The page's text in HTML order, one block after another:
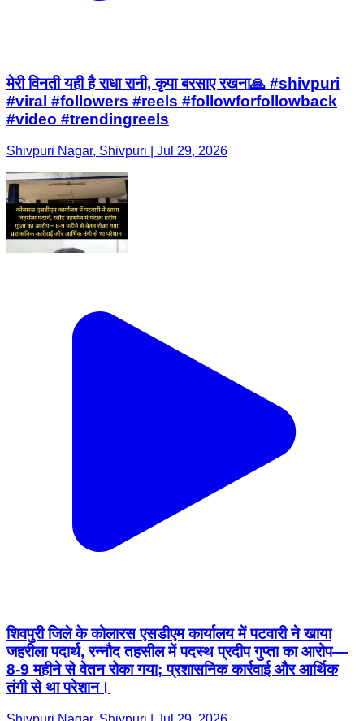
मेरी विनती यही है राधा रानी, कृपा बरसाए रखना🙏 #shivpuri
#viral #followers #reels #followforfollowback
#video #trendingreels
Shivpuri Nagar, Shivpuri | Jul 29, 2026
शिवपुरी जिले के कोलारस एसडीएम कार्यालय में पटवारी ने खाया
जहरीला पदार्थ, रन्नौद तहसील में पदस्थ प्रदीप गुप्ता का आरोप—
8-9 महीने से वेतन रोका गया; प्रशासनिक कार्रवाई और आर्थिक
तंगी से था परेशान।